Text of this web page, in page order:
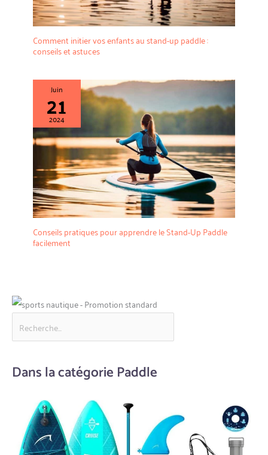
Comment initier vos enfants au stand-up paddle :
conseils et astuces
Juin
21
2024
Conseils pratiques pour apprendre le Stand-Up Paddle
facilement
Dans la catégorie Paddle